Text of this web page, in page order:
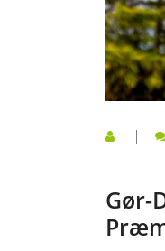
Gør-